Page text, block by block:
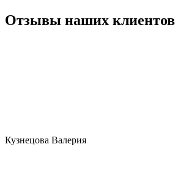
Отзывы наших клиентов
Кузнецова Валерия